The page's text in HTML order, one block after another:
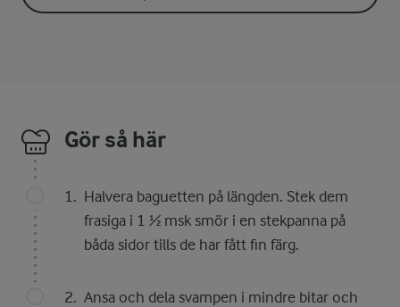
Gör så här
Halvera baguetten på längden. Stek dem
frasiga i 1 ½ msk smör i en stekpanna på
båda sidor tills de har fått fin färg.
Ansa och dela svampen i mindre bitar och